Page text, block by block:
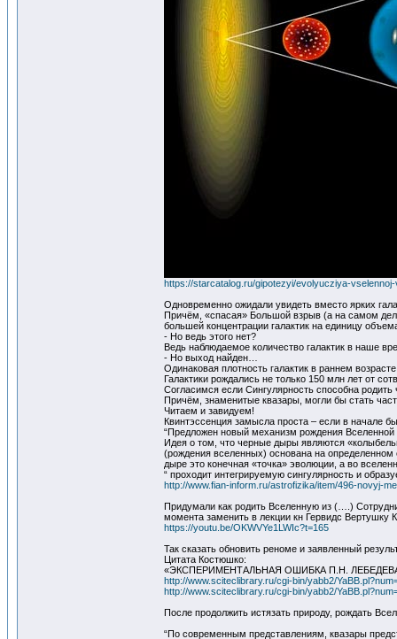
https://starcatalog.ru/gipotezyi/evolyucziya-
Одновременно ожидали увидеть вместо ярких
Причём, «спасая» Большой взрыв (а на самом
большей концентрации галактик на единицу
- Но ведь этого нет?
Ведь наблюдаемое количество галактик в наше
- Но выход найден…
Одинаковая плотность галактик в раннем
Галактики рождались не только 150 млн лет от
Согласимся если Сингулярность способна
Причём, знаменитые квазары, могли бы стать
Читаем и завидуем!
Квинтэссенция замысла проста – если в начале
“Предложен новый механизм рождения
Идея о том, что черные дыры являются
(рождения вселенных) основана на
дыре это конечная «точка» эволюции, а во
“ проходит интегрируемую сингулярность и
http://www.fian-inform.ru/astrofizika/item/496-novyj-
Придумали как родить Вселенную из (….)
момента заменить в лекции кн Гервидс Вертушку
https://youtu.be/OKWVYe1LWIc?t=165
Так сказать обновить реноме и заявленный
Цитата Костюшко:
«ЭКСПЕРИМЕНТАЛЬНАЯ ОШИБКА П.Н.
http://www.sciteclibrary.ru/cgi-bin/yabb2/
http://www.sciteclibrary.ru/cgi-bin/yabb2/
После продолжить истязать природу, рождать
“По современным представлениям, квазары